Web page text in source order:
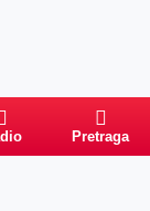
Pretraga